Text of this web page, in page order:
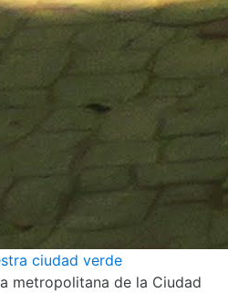
ciudad verde
metropolitana de la Ciudad